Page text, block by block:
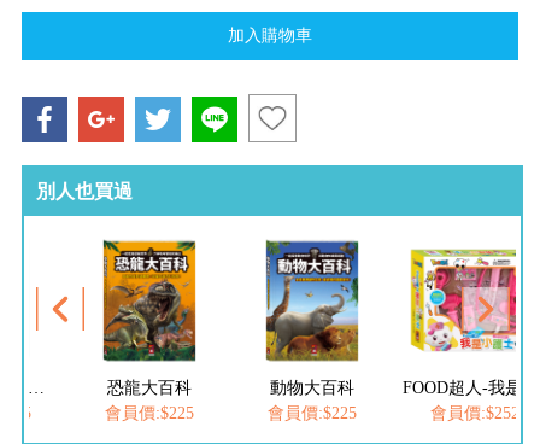
別人也買過
恐龍大百科
會員價:$225
動物大百科
會員價:$225
會員價:$252